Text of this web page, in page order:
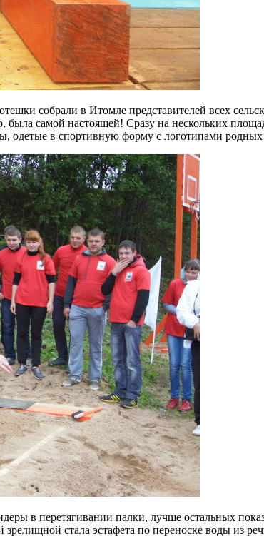
собрали в Итомле представителей всех
была самой настоящей! Сразу на нескольких
одетые в спортивную форму с логотипами
в перетягивании палки, лучше остальных
стала эстафета по переноске воды из